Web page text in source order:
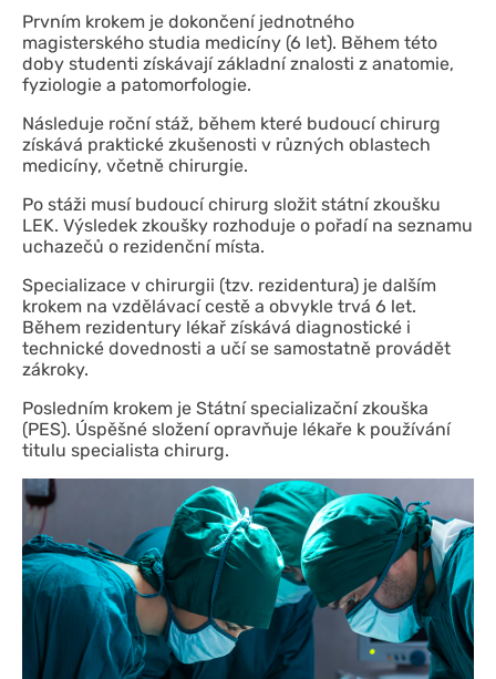
Prvním krokem je dokončení jednotného
magisterského studia medicíny (6 let). Během této
doby studenti získávají základní znalosti z anatomie,
fyziologie a patomorfologie.
Následuje roční stáž, během které budoucí chirurg
získává praktické zkušenosti v různých oblastech
medicíny, včetně chirurgie.
Po stáži musí budoucí chirurg složit státní zkoušku
LEK. Výsledek zkoušky rozhoduje o pořadí na seznamu
uchazečů o rezidenční místa.
Specializace v chirurgii (tzv. rezidentura) je dalším
krokem na vzdělávací cestě a obvykle trvá 6 let.
Během rezidentury lékař získává diagnostické i
technické dovednosti a učí se samostatně provádět
zákroky.
Posledním krokem je Státní specializační zkouška
(PES). Úspěšné složení opravňuje lékaře k používání
titulu specialista chirurg.